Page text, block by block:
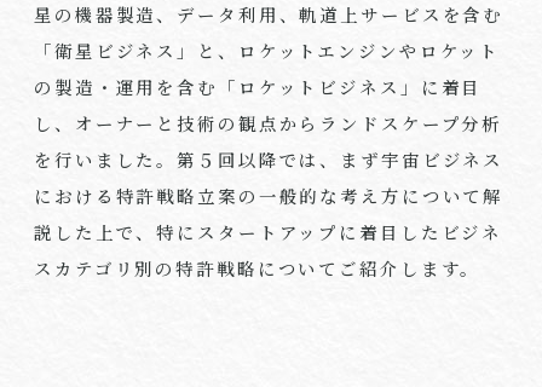
星の機器製造、データ利用、軌道上サービスを含む
「衛星ビジネス」と、ロケットエンジンやロケット
の製造・運用を含む「ロケットビジネス」に着目
し、オーナーと技術の観点からランドスケープ分析
を行いました。第５回以降では、まず宇宙ビジネス
における特許戦略立案の一般的な考え方について解
説した上で、特にスタートアップに着目したビジネ
スカテゴリ別の特許戦略についてご紹介します。